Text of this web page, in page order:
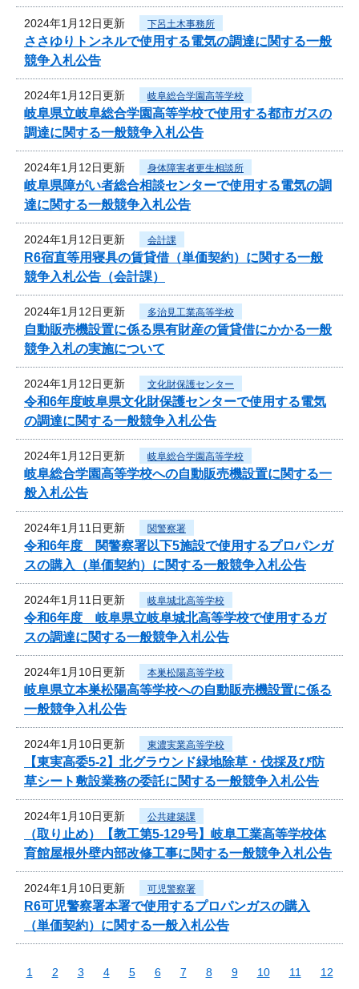
2024年1月12日更新 下呂土木事務所
ささゆりトンネルで使用する電気の調達に関する一般
競争入札公告
2024年1月12日更新 岐阜総合学園高等学校
岐阜県立岐阜総合学園高等学校で使用する都市ガスの
調達に関する一般競争入札公告
2024年1月12日更新 身体障害者更生相談所
岐阜県障がい者総合相談センターで使用する電気の調
達に関する一般競争入札公告
2024年1月12日更新 会計課
R6宿直等用寝具の賃貸借（単価契約）に関する一般
競争入札公告（会計課）
2024年1月12日更新 多治見工業高等学校
自動販売機設置に係る県有財産の賃貸借にかかる一般
競争入札の実施について
2024年1月12日更新 文化財保護センター
令和6年度岐阜県文化財保護センターで使用する電気
の調達に関する一般競争入札公告
2024年1月12日更新 岐阜総合学園高等学校
岐阜総合学園高等学校への自動販売機設置に関する一
般入札公告
2024年1月11日更新 関警察署
令和6年度 関警察署以下5施設で使用するプロパンガ
スの購入（単価契約）に関する一般競争入札公告
2024年1月11日更新 岐阜城北高等学校
令和6年度 岐阜県立岐阜城北高等学校で使用するガ
スの調達に関する一般競争入札公告
2024年1月10日更新 本巣松陽高等学校
岐阜県立本巣松陽高等学校への自動販売機設置に係る
一般競争入札公告
2024年1月10日更新 東濃実業高等学校
【東実高委5-2】北グラウンド緑地除草・伐採及び防
草シート敷設業務の委託に関する一般競争入札公告
2024年1月10日更新 公共建築課
（取り止め）【教工第5-129号】岐阜工業高等学校体
育館屋根外壁内部改修工事に関する一般競争入札公告
2024年1月10日更新 可児警察署
R6可児警察署本署で使用するプロパンガスの購入
（単価契約）に関する一般入札公告
1 2 3 4 5 6 7 8 9 10 11
12